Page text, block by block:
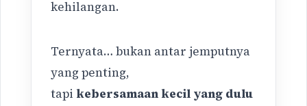
kehilangan.
Ternyata… bukan antar jemputnya
yang penting,
tapi kebersamaan kecil yang dulu